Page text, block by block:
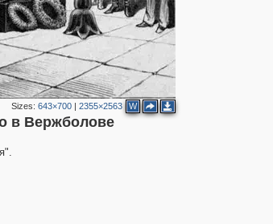
Sizes:643×700 |2355×2563 W
в Вержболове